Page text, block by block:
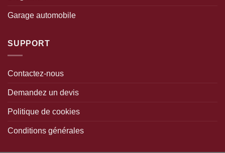
Garage automobile
SUPPORT
Contactez-nous
Demandez un devis
Politique de cookies
Conditions générales